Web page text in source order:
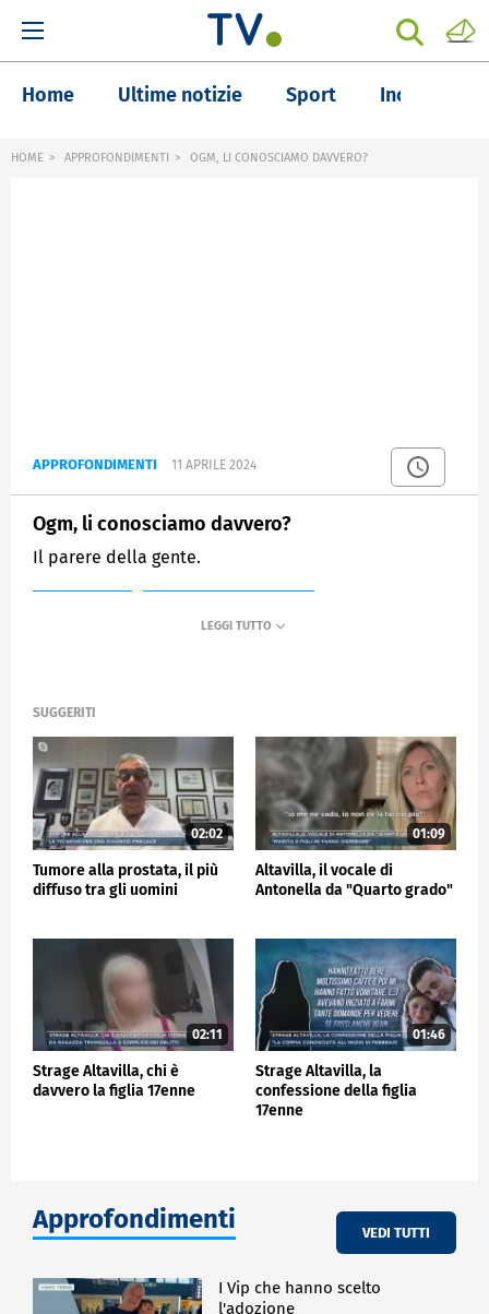
Home Ultime notizie Sport Inchieste
HOME APPROFONDIMENTI OGM, LI CONOSCIAMO DAVVERO?
APPROFONDIMENTI 11 APRILE 2024
Ogm, li conosciamo davvero?
Il parere della gente.
SUGGERITI
02:02
Tumore alla prostata, il più
diffuso tra gli uomini
01:09
Altavilla, il vocale di
Antonella da "Quarto grado"
02:11
Strage Altavilla, chi è
davvero la figlia 17enne
01:46
Strage Altavilla, la
confessione della figlia
17enne
Approfondimenti VEDI TUTTI
I Vip che hanno scelto
l'adozione